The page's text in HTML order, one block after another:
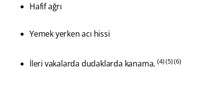
Hafif ağrı
Yemek yerken acı hissi
İleri vakalarda dudaklarda kanama. (4) (5) (6)